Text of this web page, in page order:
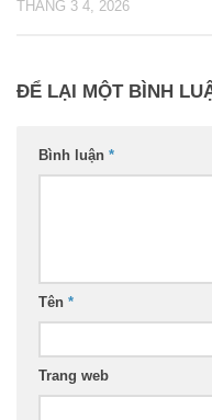
THÁNG 3 4, 2026
ĐỂ LẠI MỘT BÌNH
Bình luận *
Tên *
Trang web